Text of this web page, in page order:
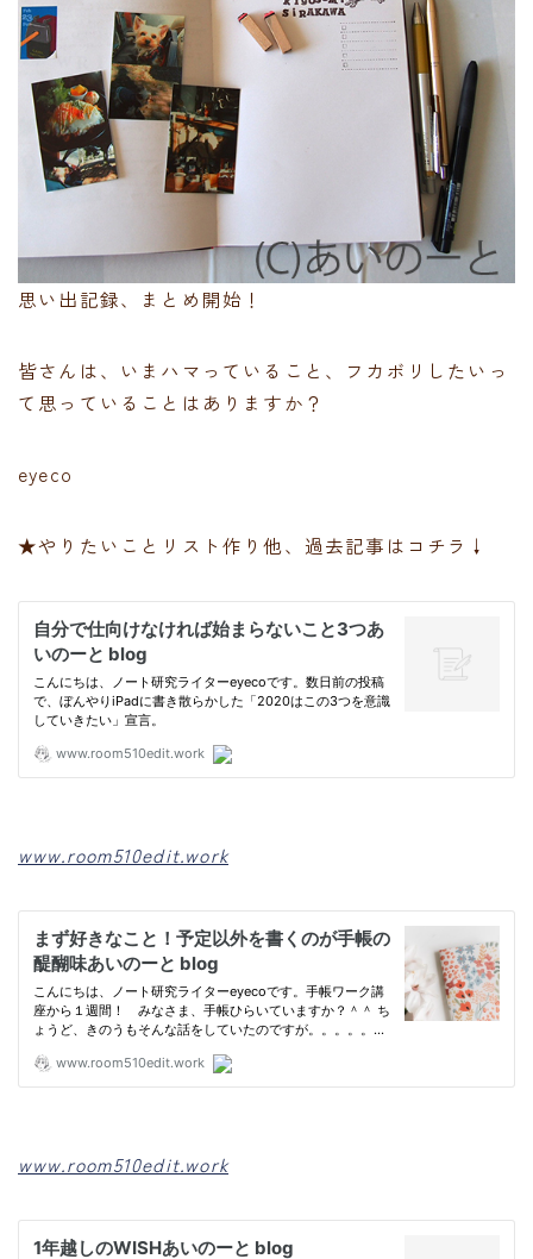
思い出記録、まとめ開始！
皆さんは、いまハマっていること、フカボリしたいっ
て思っていることはありますか？
eyeco
★やりたいことリスト作り他、過去記事はコチラ↓
www.room510edit.work
www.room510edit.work